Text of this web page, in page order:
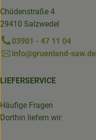
Chüdenstraße 4
29410 Salzwedel
03901 - 47 11 04
info@gruenland-saw.de
LIEFERSERVICE
Häufige Fragen
Dorthin liefern wir